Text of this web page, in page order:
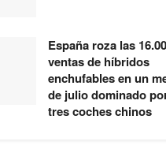
España roza las
ventas de híbridos
enchufables en un
de julio dominado
tres coches chinos